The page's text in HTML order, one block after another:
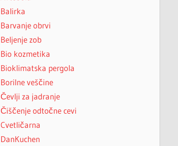
Balirka
Barvanje obrvi
Beljenje zob
Bio kozmetika
Bioklimatska pergola
Borilne veščine
Čevlji za jadranje
Čiščenje odtočne cevi
Cvetličarna
DanKuchen